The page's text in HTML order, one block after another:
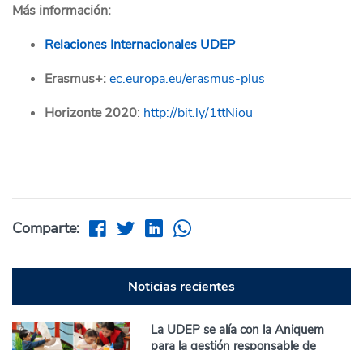
Más información:
Relaciones Internacionales UDEP
Erasmus+:ec.europa.eu/erasmus-plus
Horizonte 2020: http://bit.ly/1ttNiou
Comparte:
Noticias recientes
La UDEP se alía con la Aniquem
para la gestión responsable de